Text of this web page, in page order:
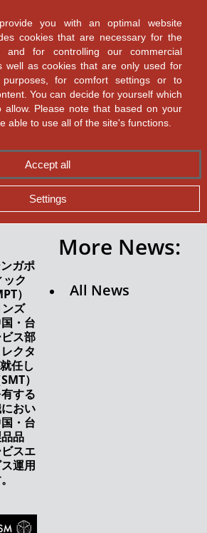
ュース
ピードと精度
ける詳細分析
氏が COO として
に加わりました
来に向けSMTソリューションズ
ップの変更を発表します
ンスフォーメーションは様々な顔
す
いはんだペースト印刷機でさら
実現
ーバルなブランド再構築で新た
る
のサービス
ガポ
ク
）
ズ
・台
ス部
クタ
任し
）
する
おい
・台
品
スエ
運用
More News:
All News
you with an optimal website
cookies that are necessary for the
for controlling our commercial
well as cookies that are only used for
purposes, for comfort settings or to
You can decide for yourself which
allow. Please note that based on your
able to use all of the site's functions.
Accept all
Settings